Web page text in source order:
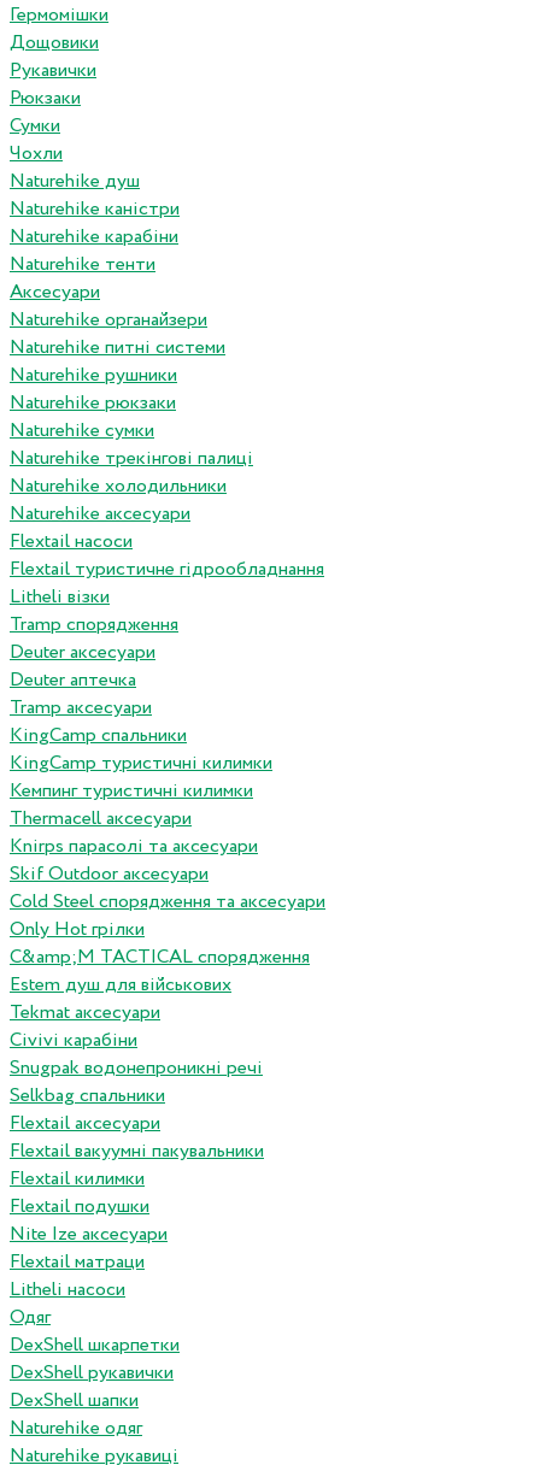
Гермомішки
Дощовики
Рукавички
Рюкзаки
Сумки
Чохли
Naturehike душ
Naturehike каністри
Naturehike карабіни
Naturehike тенти
Аксесуари
Naturehike органайзери
Naturehike питні системи
Naturehike рушники
Naturehike рюкзаки
Naturehike сумки
Naturehike трекінгові палиці
Naturehike холодильники
Naturehike аксесуари
Flextail насоси
Flextail туристичне гідрообладнання
Litheli візки
Tramp спорядження
Deuter аксесуари
Deuter аптечка
Tramp аксесуари
KingCamp спальники
KingCamp туристичні килимки
Кемпинг туристичні килимки
Thermacell аксесуари
Knirps парасолі та аксесуари
Skif Outdoor аксесуари
Cold Steel спорядження та аксесуари
Only Hot грілки
C&amp;M TACTICAL спорядження
Estem душ для військових
Tekmat аксесуари
Сivivi карабіни
Snugpak водонепроникні речі
Selkbag спальники
Flextail аксесуари
Flextail вакуумні пакувальники
Flextail килимки
Flextail подушки
Nite Ize аксесуари
Flextail матраци
Litheli насоси
Одяг
DexShell шкарпетки
DexShell рукавички
DexShell шапки
Naturehike одяг
Naturehike рукавиці